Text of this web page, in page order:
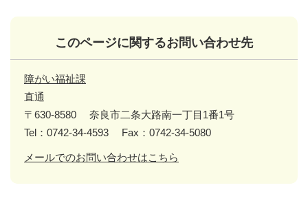
このページに関するお問い合わせ先
障がい福祉課
直通
〒630-8580
奈良市二条大路南一丁目1番1号
Tel：0742-34-4593
Fax：0742-34-5080
メールでのお問い合わせはこちら